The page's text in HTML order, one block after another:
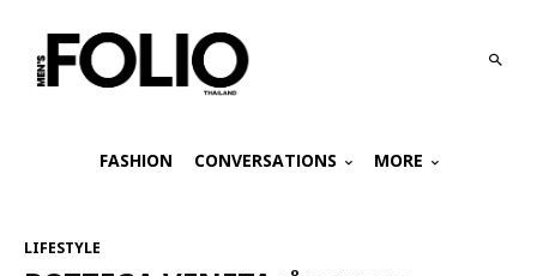
FASHION CONVERSATIONS MORE
LIFESTYLE